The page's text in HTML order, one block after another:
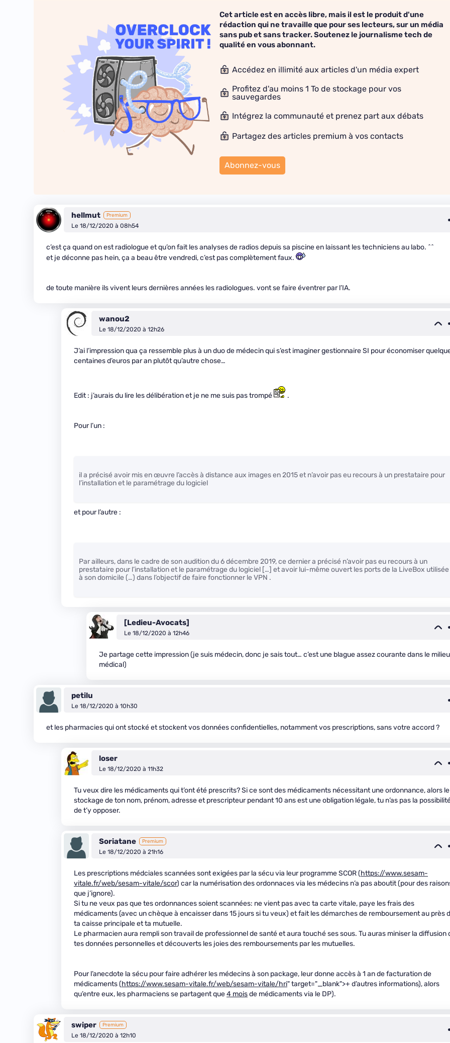
Cet article est en accès libre, mais il est le produit d'une
rédaction qui ne travaille que pour ses lecteurs, sur un média
sans pub et sans tracker. Soutenez le journalisme tech de
qualité en vous abonnant.
Accédez en illimité aux articles d'un média expert
Profitez d'au moins 1 To de stockage pour vos
sauvegardes
Intégrez la communauté et prenez part aux débats
Partagez des articles premium à vos contacts
Abonnez-vous
hellmut Premium
Le 18/12/2020 à 08h54
c’est ça quand on est radiologue et qu’on fait les analyses de radios depuis sa piscine en laissant les techniciens au labo. ^^
et je déconne pas hein, ça a beau être vendredi, c’est pas complètement faux.
de toute manière ils vivent leurs dernières années les radiologues. vont se faire éventrer par l’IA.
wanou2
Le 18/12/2020 à 12h26
J’ai l’impression qua ça ressemble plus à un duo de médecin qui s’est imaginer gestionnaire SI pour économiser
centaines d’euros par an plutôt qu’autre chose…
Edit : j’aurais du lire les délibération et je ne me suis pas trompé .
Pour l’un :
il a précisé avoir mis en œuvre l’accès à distance aux images en 2015 et n’avoir pas eu recours à un prestataire pour
l’installation et le paramétrage du logiciel
et pour l’autre :
Par ailleurs, dans le cadre de son audition du 6 décembre 2019, ce dernier a précisé n’avoir pas eu recours à un
prestataire pour l’installation et le paramétrage du logiciel […] et avoir lui-même ouvert les ports de la LiveBox utilisée
à son domicile (…) dans l’objectif de faire fonctionner le VPN .
[Ledieu-Avocats]
Le 18/12/2020 à 12h46
Je partage cette impression (je suis médecin, donc je sais tout… c’est une blague assez courante dans le milieu
médical)
petilu
Le 18/12/2020 à 10h30
et les pharmacies qui ont stocké et stockent vos données confidentielles, notamment vos prescriptions, sans votre accord ?
loser
Le 18/12/2020 à 11h32
Tu veux dire les médicaments qui t’ont été prescrits? Si ce sont des médicaments nécessitant une ordonnance, alors le
stockage de ton nom, prénom, adresse et prescripteur pendant 10 ans est une obligation légale, tu n’as pas la
de t’y opposer.
Soriatane Premium
Le 18/12/2020 à 21h16
Les prescriptions médciales scannées sont exigées par la sécu via leur programme SCOR (https://www.sesam-
vitale.fr/web/sesam-vitale/scor) car la numérisation des ordonnaces via les médecins n’a pas aboutit (pour des
que j’ignore).
Si tu ne veux pas que tes ordonnances soient scannées: ne vient pas avec ta carte vitale, paye les frais des
médicaments (avec un chèque à encaisser dans 15 jours si tu veux) et fait les démarches de remboursement au près
ta caisse principale et ta mutuelle.
Le pharmacien aura rempli son travail de professionnel de santé et aura touché ses sous. Tu auras miniser la diffusion
tes données personnelles et découverts les joies des remboursements par les mutuelles.
Pour l’anecdote la sécu pour faire adhérer les médecins à son package, leur donne accès à 1 an de facturation de
médicaments (https://www.sesam-vitale.fr/web/sesam-vitale/hri" target="_blank">+ d’autres informations), alors
qu’entre eux, les pharmaciens se partagent que4 moisde médicaments via le DP).
swiper Premium
Le 18/12/2020 à 12h10